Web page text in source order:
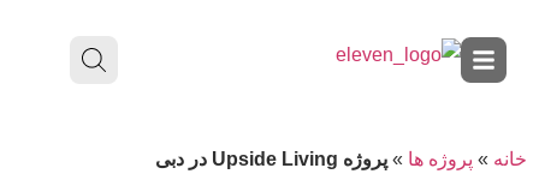
خانه » پروژه ها » پروژه Upside Living در دبی